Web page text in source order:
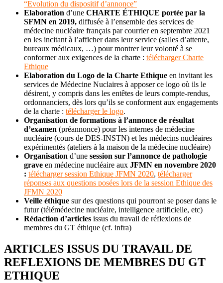
“Evolution du dispositif d’annonce”
Elaboration d’une CHARTE ÉTHIQUE portée par la
SFMN en 2019, diffusée à l’ensemble des services de
médecine nucléaire français par courrier en septembre 2021
en les incitant à l’afficher dans leur service (salles d’attente,
bureaux médicaux, …) pour montrer leur volonté à se
conformer aux exigences de la charte : télécharger Charte
Ethique
Elaboration du Logo de la Charte Ethique en invitant les
services de Médecine Nuclaires à apposer ce logo où ils le
désirent, y compris dans les entêtes de leurs compte-rendus,
ordonnanciers, dès lors qu’ils se conforment aux engagements
de la charte : télécharger le logo.
Organisation de formations à l’annonce de résultat
d’examen (préannonce) pour les internes de médecine
nucléaire (cours de DES-INSTN) et les médecins nucléaires
expérimentés (ateliers à la maison de la médecine nucléaire)
Organisation d’une session sur l’annonce de pathologie
grave en médecine nucléaire aux JFMN en novembre 2020
: télécharger session Ethique JFMN 2020, télécharger
réponses aux questions posées lors de la session Ethique des
JFMN 2020
Veille éthique sur des questions qui pourront se poser dans le
futur (télémédecine nucléaire, intelligence artificielle, etc)
Rédaction d’articles issus du travail de réflexions de
membres du GT éthique (cf. infra)
ARTICLES ISSUS DU TRAVAIL DE
REFLEXIONS DE MEMBRES DU GT
ETHIQUE